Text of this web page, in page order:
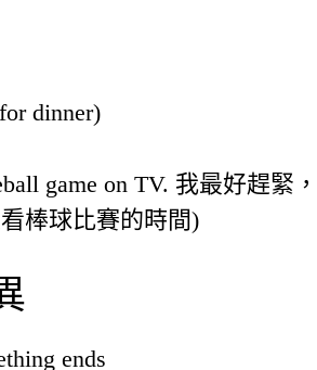
dinner)
game on TV. 我最好趕緊，
棒球比賽的時間)
ends